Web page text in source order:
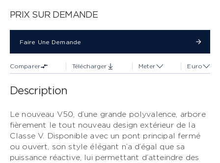
CLASSE X
CLASSE F
CLASSE S
LISTE DE COMPARAISON
EN FR
PRIX SUR DEMANDE
Faire Une Demande
Comparer Télécharger Meter Euro
Description
Le nouveau V50, d’une grande polyvalence, arbore
fièrement le tout nouveau design extérieur de la
Classe V. Disponible avec un pont principal fermé
ou ouvert, son style élégant n’a d’égal que sa
puissance réactive, lui permettant d’atteindre des
Faire Une Demande